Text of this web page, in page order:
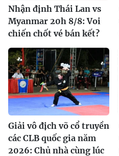
Nhận định Thái Lan vs
Myanmar 20h 8/8: Voi
chiến chốt vé bán kết?
Giải vô địch võ cổ truyền
các CLB quốc gia năm
2026: Chủ nhà cùng lúc